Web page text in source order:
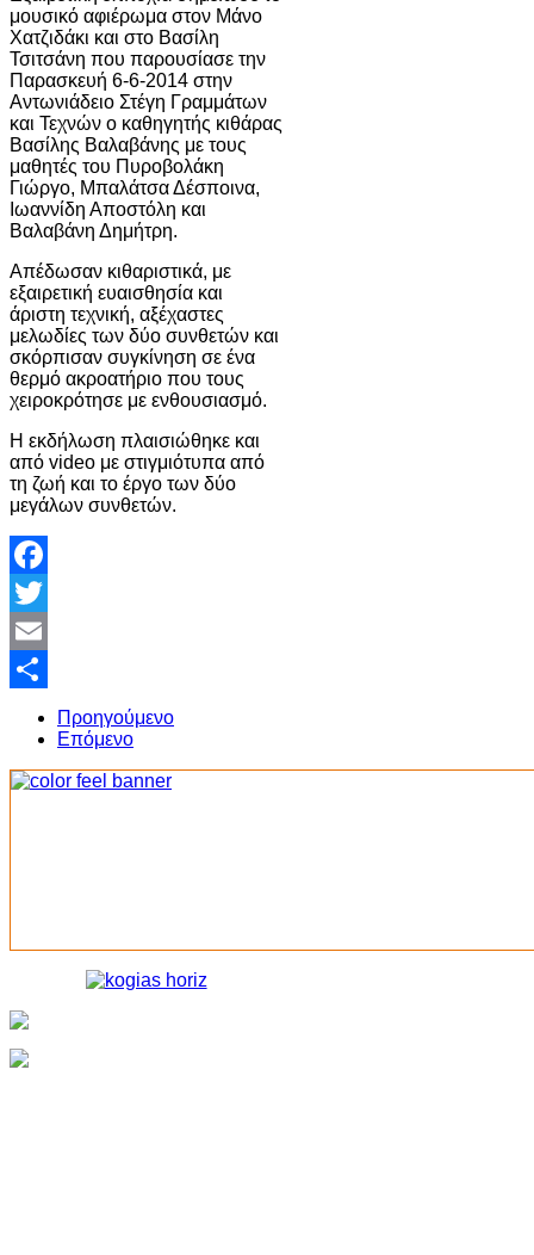
μουσικό αφιέρωμα στον Μάνο
Χατζιδάκι και στο Βασίλη
Τσιτσάνη που παρουσίασε την
Παρασκευή 6-6-2014 στην
Αντωνιάδειο Στέγη Γραμμάτων
και Τεχνών ο καθηγητής κιθάρας
Βασίλης Βαλαβάνης με τους
μαθητές του Πυροβολάκη
Γιώργο, Μπαλάτσα Δέσποινα,
Ιωαννίδη Αποστόλη και
Βαλαβάνη Δημήτρη.
Απέδωσαν κιθαριστικά, με
εξαιρετική ευαισθησία και
άριστη τεχνική, αξέχαστες
μελωδίες των δύο συνθετών και
σκόρπισαν συγκίνηση σε ένα
θερμό ακροατήριο που τους
χειροκρότησε με ενθουσιασμό.
Η εκδήλωση πλαισιώθηκε και
από video με στιγμιότυπα από
τη ζωή και το έργο των δύο
μεγάλων συνθετών.
Facebook
Twitter
Email
Share
Προηγούμενο
Επόμενο